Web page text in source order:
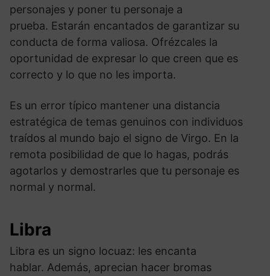
personajes y poner tu personaje a
prueba. Estarán encantados de garantizar su
conducta de forma valiosa. Ofrézcales la
oportunidad de expresar lo que creen que es
correcto y lo que no les importa.
Es un error típico mantener una distancia
estratégica de temas genuinos con individuos
traídos al mundo bajo el signo de Virgo. En la
remota posibilidad de que lo hagas, podrás
agotarlos y demostrarles que tu personaje es
normal y normal.
Libra
Libra es un signo locuaz: les encanta
hablar. Además, aprecian hacer bromas